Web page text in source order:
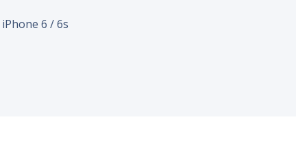
iPhone 6 / 6s